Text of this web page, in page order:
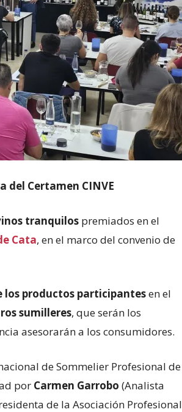
del Certamen CINVE
tranquilos premiados en el
Cata, en el marco del convenio de
productos participantesen el
sumilleres, que serán los
asesorarán a los consumidores.
de Sommelier Profesional de
por Carmen Garrobo (Analista
de la Asociación Profesional